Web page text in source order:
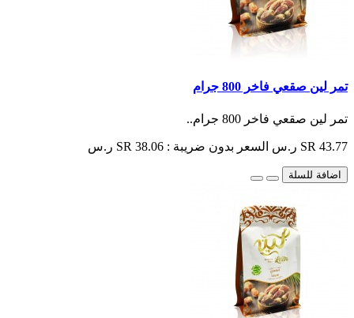
تمر لين صقعي فاخر 800 جرام
تمر لين صقعي فاخر 800 جرام..
SR 43.77 ر.س السعر بدون ضريبة : SR 38.06 ر.س
اضافة للسلة